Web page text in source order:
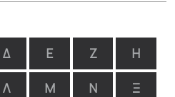
Δ Ε Ζ Η
Λ Μ Ν Ξ